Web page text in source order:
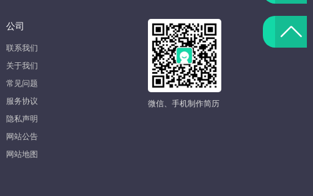
公司
联系我们
关于我们
常见问题
服务协议
隐私声明
网站公告
网站地图
微信、手机制作简历
客
服
题
反
返